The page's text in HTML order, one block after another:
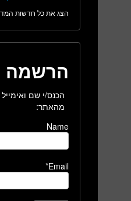
הצג את כל חדשות
הרשמה
הכנס/י שם
מהאתר:
Name
Email*